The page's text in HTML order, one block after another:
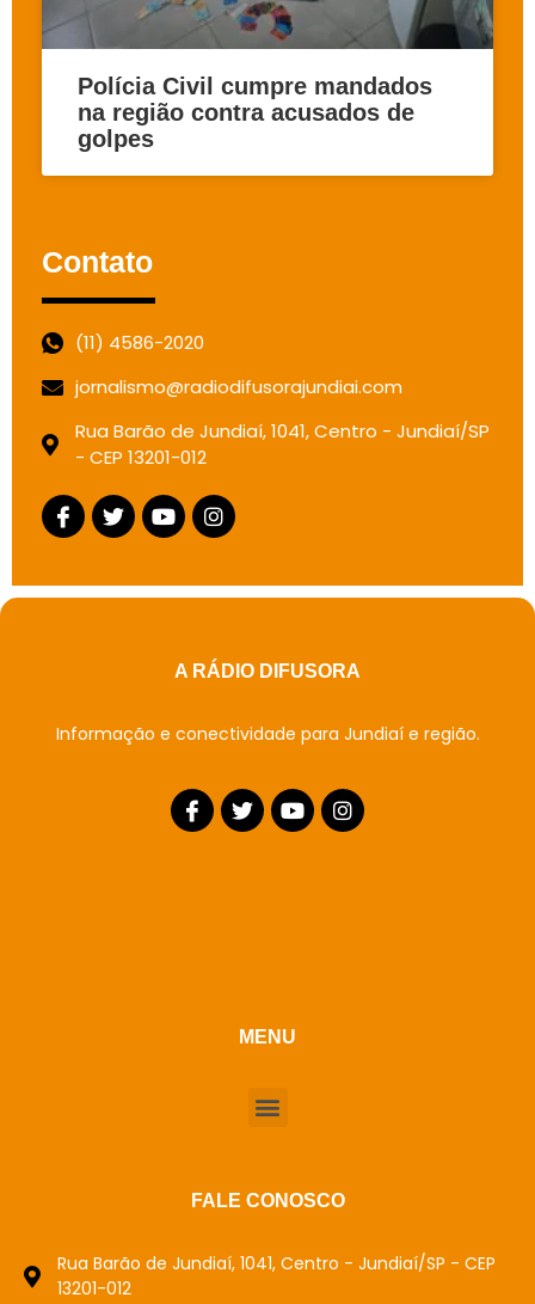
Polícia Civil cumpre mandados
na região contra acusados de
golpes
Contato
(11) 4586-2020
jornalismo@radiodifusorajundiai.com
Rua Barão de Jundiaí, 1041, Centro - Jundiaí/SP
- CEP 13201-012
A RÁDIO DIFUSORA
Informação e conectividade para Jundiaí e região.
MENU
FALE CONOSCO
Rua Barão de Jundiaí, 1041, Centro - Jundiaí/SP - CEP
13201-012